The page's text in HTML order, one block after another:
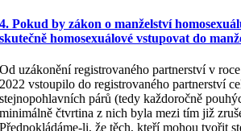
4. Pokud by zákon o manželství
skutečně homosexuálové vstupovat do
Od uzákonění registrovaného partnerství v
2022 vstoupilo do registrovaného partnerství
stejnopohlavních párů (tedy každoročně
minimálně čtvrtina z nich byla mezi tím již
Předpokládáme-li, že těch, kteří mohou tvořit